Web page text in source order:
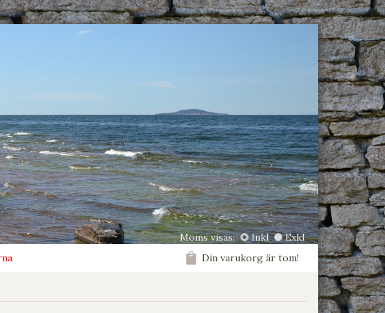
Moms visas: Inkl
Exkl
Din varukorg är tom!